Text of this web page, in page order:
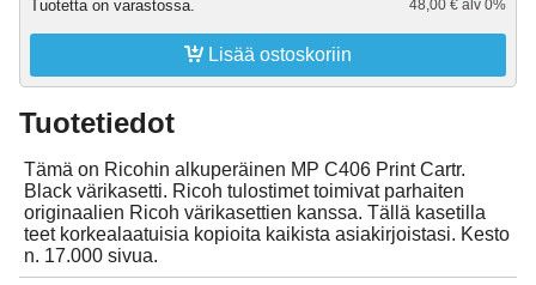
Tuotetta on varastossa. 48,00 € alv 0%
 Lisää ostoskoriin
Tuotetiedot
Tämä on Ricohin alkuperäinen MP C406 Print Cartr.
Black värikasetti. Ricoh tulostimet toimivat parhaiten
originaalien Ricoh värikasettien kanssa. Tällä kasetilla
teet korkealaatuisia kopioita kaikista asiakirjoistasi. Kesto
n. 17.000 sivua.